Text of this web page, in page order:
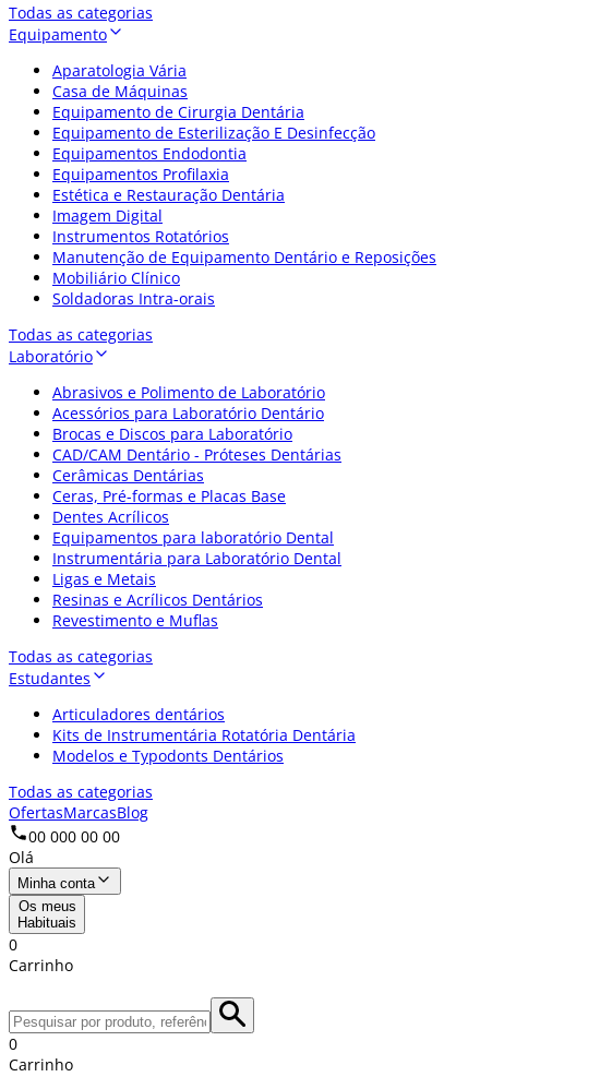
Todas as categorias
Equipamento
Aparatologia Vária
Casa de Máquinas
Equipamento de Cirurgia Dentária
Equipamento de Esterilização E Desinfecção
Equipamentos Endodontia
Equipamentos Profilaxia
Estética e Restauração Dentária
Imagem Digital
Instrumentos Rotatórios
Manutenção de Equipamento Dentário e Reposições
Mobiliário Clínico
Soldadoras Intra-orais
Todas as categorias
Laboratório
Abrasivos e Polimento de Laboratório
Acessórios para Laboratório Dentário
Brocas e Discos para Laboratório
CAD/CAM Dentário - Próteses Dentárias
Cerâmicas Dentárias
Ceras, Pré-formas e Placas Base
Dentes Acrílicos
Equipamentos para laboratório Dental
Instrumentária para Laboratório Dental
Ligas e Metais
Resinas e Acrílicos Dentários
Revestimento e Muflas
Todas as categorias
Estudantes
Articuladores dentários
Kits de Instrumentária Rotatória Dentária
Modelos e Typodonts Dentários
Todas as categorias
OfertasMarcasBlog
00 000 00 00
Olá
Minha conta
Os meus
Habituais
0
Carrinho
0
Carrinho